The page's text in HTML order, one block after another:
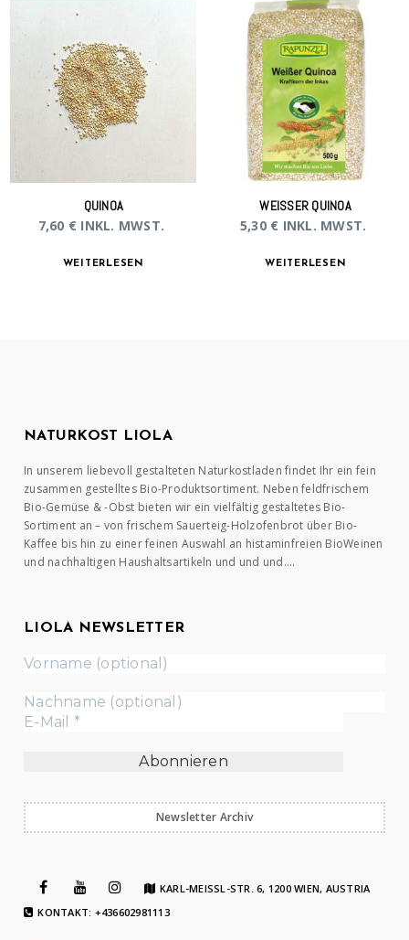
QUINOA
7,60 € INKL. MWST.
WEITERLESEN
WEISSER QUINOA
5,30 € INKL. MWST.
WEITERLESEN
NATURKOST LIOLA
In unserem liebevoll gestalteten Naturkostladen findet Ihr ein fein
zusammen gestelltes Bio-Produktsortiment. Neben feldfrischem
Bio-Gemüse & -Obst bieten wir ein vielfältig gestaltetes Bio-
Sortiment an – von frischem Sauerteig-Holzofenbrot über Bio-
Kaffee bis hin zu einer feinen Auswahl an histaminfreien BioWeinen
und nachhaltigen Haushaltsartikeln und und und….
LIOLA NEWSLETTER
Newsletter Archiv
KARL-MEISSL-STR. 6, 1200 WIEN, AUSTRIA
KONTAKT: +436602981113